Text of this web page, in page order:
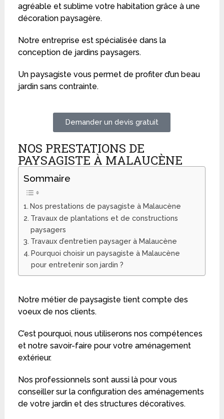
agréable et sublime votre habitation grâce à une
décoration paysagère.
Notre entreprise est spécialisée dans la
conception de jardins paysagers.
Un paysagiste vous permet de profiter d’un beau
jardin sans contrainte.
Demander un devis gratuit
NOS PRESTATIONS DE
PAYSAGISTE À MALAUCÈNE
Sommaire
Nos prestations de paysagiste à Malaucène
Travaux de plantations et de constructions
paysagers
Travaux d’entretien paysager à Malaucène
Pourquoi choisir un paysagiste à Malaucène
pour entretenir son jardin ?
Notre métier de paysagiste tient compte des
voeux de nos clients.
C’est pourquoi, nous utiliserons nos compétences
et notre savoir-faire pour votre aménagement
extérieur.
Nos professionnels sont aussi là pour vous
conseiller sur la configuration des aménagements
de votre jardin et des structures décoratives.